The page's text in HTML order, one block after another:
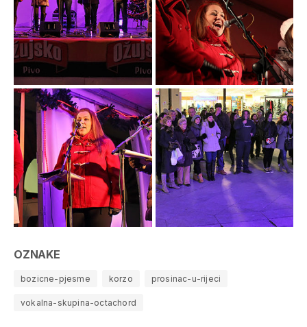
OZNAKE
bozicne-pjesme korzo prosinac-u-rijeci
vokalna-skupina-octachord